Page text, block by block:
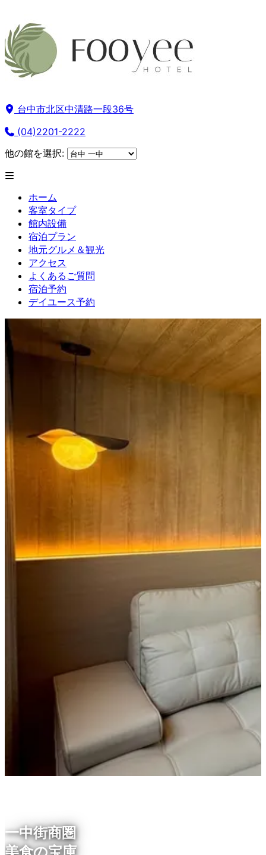
台中市北区中清路一段36号
(04)2201-2222
他の館を選択:
ホーム
客室タイプ
館内設備
宿泊プラン
地元グルメ＆観光
アクセス
よくあるご質問
宿泊予約
デイユース予約
一中街商圏